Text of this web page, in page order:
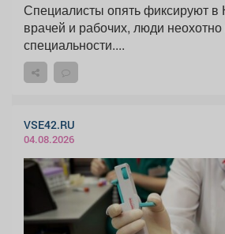
Специалисты опять фиксируют в
врачей и рабочих, люди неохотно
специальности....
VSE42.RU
04.08.2026